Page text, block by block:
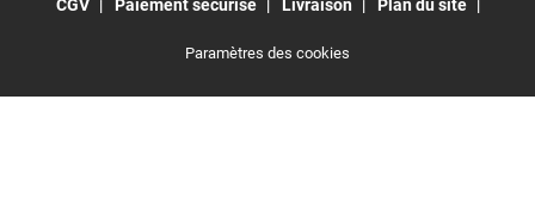
CGV Paiement sécurisé Livraison Plan du site
Paramètres des cookies